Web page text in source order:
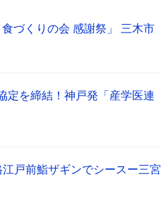
づくりの会 感謝祭」 三木市
定を締結！神戸発「産学医連
戸前鮨ザギンでシースー三宮